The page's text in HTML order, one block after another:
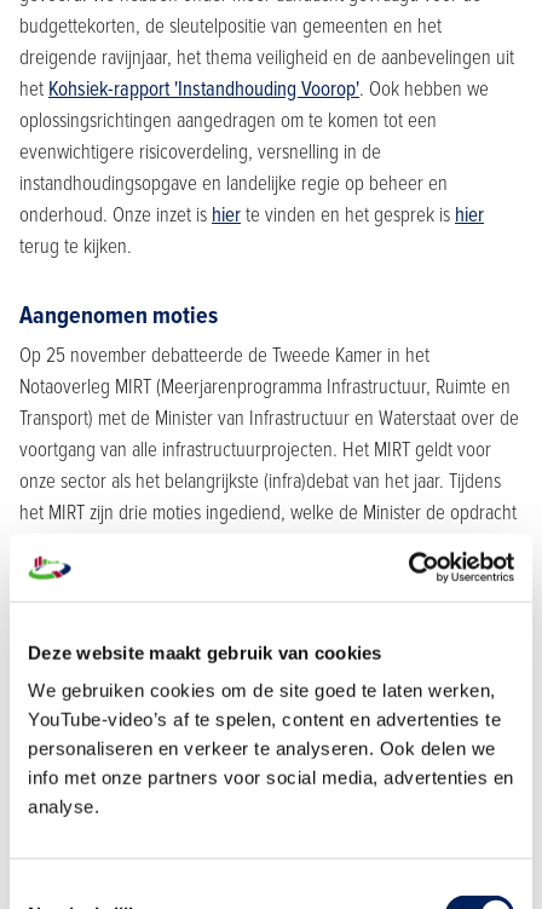
Deze website maakt gebruik van cookies
We gebruiken cookies om de site goed te laten werken,
YouTube-video’s af te spelen, content en advertenties te
personaliseren en verkeer te analyseren. Ook delen we
info met onze partners voor social media, advertenties en
analyse.
budgettekorten, de sleutelpositie van gemeenten en het
dreigende ravijnjaar, het thema veiligheid en de aanbevelingen uit
het Kohsiek-rapport 'Instandhouding Voorop'. Ook hebben we
oplossingsrichtingen aangedragen om te komen tot een
evenwichtigere risicoverdeling, versnelling in de
instandhoudingsopgave en landelijke regie op beheer en
onderhoud. Onze inzet is hierte vinden en het gesprek is hier
terug te kijken.
Aangenomen moties
Op 25 november debatteerde de Tweede Kamer in het
Notaoverleg MIRT (Meerjarenprogramma Infrastructuur, Ruimte en
Transport) met de Minister van Infrastructuur en Waterstaat over de
voortgang van alle infrastructuurprojecten. Het MIRT geldt voor
onze sector als het belangrijkste (infra)debat van het jaar. Tijdens
het MIRT zijn drie moties ingediend, welke de Minister de opdracht
moties zijn onlangs in stemming gebracht en door een grote
meerderheid van de Tweede Kamer aangenomen:
Motieingediend door PVV, VVD, BBB, NSC, CDA, CU over het
clusteren van aanbestedingen om aannemers langjarig
zekerheid te bieden en de aanbestedingskosten te drukken.
Motieingediend door PVV, VVD, CDA, CU over onderzoeken of
de ruimte die de Aanbestedingswet biedt optimaal wordt benut
bij de huidige wijze van aanbesteden.
Motieingediend door VVD, GroenLinks-PvdA, CU over versneld